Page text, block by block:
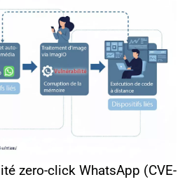
zero-click WhatsApp (CVE-